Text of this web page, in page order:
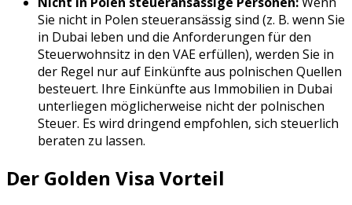
Sie nicht in Polen steueransässig sind (z. B. wenn Sie
in Dubai leben und die Anforderungen für den
Steuerwohnsitz in den VAE erfüllen), werden Sie in
der Regel nur auf Einkünfte aus polnischen Quellen
besteuert. Ihre Einkünfte aus Immobilien in Dubai
unterliegen möglicherweise nicht der polnischen
Steuer. Es wird dringend empfohlen, sich steuerlich
beraten zu lassen.
Der Golden Visa Vorteil